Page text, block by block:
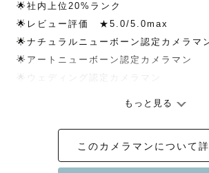
🌟社内上位20%ランク
🌟レビュー評価　★5.0/5.0max
🌟ナチュラルニューボーン認定カメラマ
🌟アートニューボーン認定カメラマン
🌟ウェディング認定カメラマン
はじめまして！新潟在住の東北・北陸
すみん』と申します☺︎🌾誰かを喜ばせる
有すること、笑うことが大好きです☺️普
もっと見る
このカメラマンについて詳